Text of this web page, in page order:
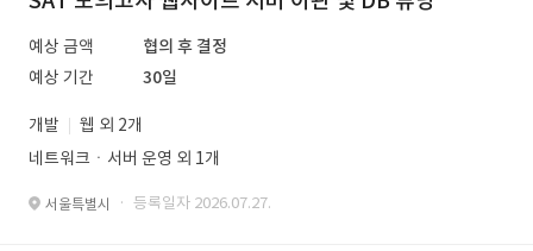
예상 금액
협의 후 결정
예상 기간
30일
개발
웹 외 2개
네트워크ㆍ서버 운영 외 1개
서울특별시 · 등록일자 2026.07.27.